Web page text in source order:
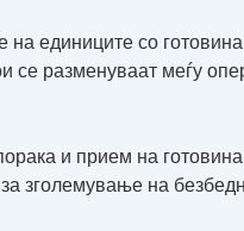
на единиците со готовина
се разменуваат меѓу
и прием на готовина
зголемување на